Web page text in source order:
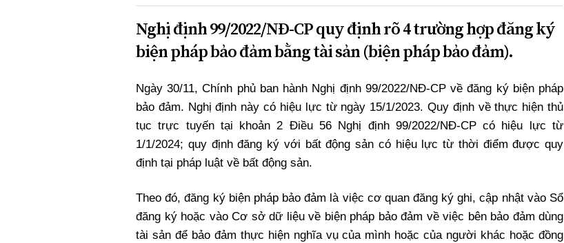
Nghị định 99/2022/NĐ-CP quy định rõ 4 trường hợp đăng ký
biện pháp bảo đảm bằng tài sản (biện pháp bảo đảm).
Ngày 30/11, Chính phủ ban hành Nghị định 99/2022/NĐ-CP về đăng ký biện pháp
bảo đảm. Nghị định này có hiệu lực từ ngày 15/1/2023. Quy định về thực hiện thủ
tục trực tuyến tại khoản 2 Điều 56 Nghị định 99/2022/NĐ-CP có hiệu lực từ
1/1/2024; quy định đăng ký với bất động sản có hiệu lực từ thời điểm được quy
định tại pháp luật về bất động sản.
Theo đó, đăng ký biện pháp bảo đảm là việc cơ quan đăng ký ghi, cập nhật vào Sổ
đăng ký hoặc vào Cơ sở dữ liệu về biện pháp bảo đảm về việc bên bảo đảm dùng
tài sản để bảo đảm thực hiện nghĩa vụ của mình hoặc của người khác hoặc đồng